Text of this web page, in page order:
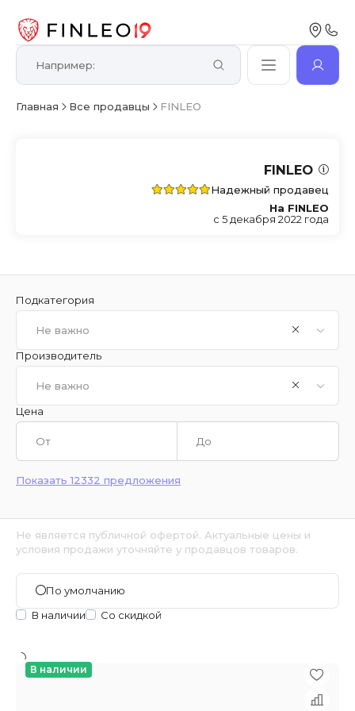
Главная Все продавцы FINLEO
FINLEO
Надежный продавец
На FINLEO
с 5 декабря 2022 года
Подкатегория
Не важно
Производитель
Не важно
Цена
Показать 12332 предложения
Не является публичной офертой. Актуальные цены и
условия продажи уточняйте у продавцов товаров.
По умолчанию
В наличии
Со скидкой
В наличии